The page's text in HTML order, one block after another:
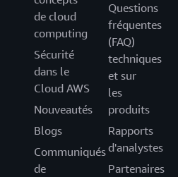
de cloud
computing
Sécurité
dans le
Cloud AWS
Nouveautés
Blogs
Communiqués
de
Questions
fréquentes
(FAQ)
techniques
et sur
les
produits
Rapports
d'analystes
Partenaires